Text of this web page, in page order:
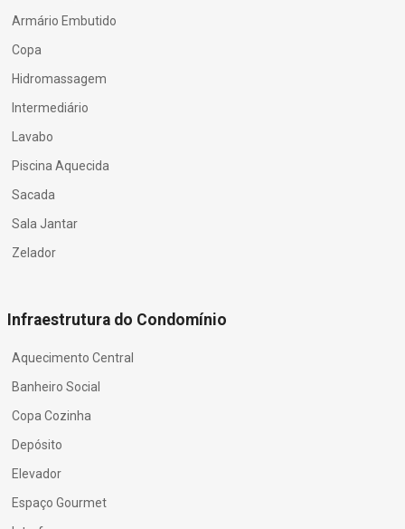
Armário Embutido
Copa
Hidromassagem
Intermediário
Lavabo
Piscina Aquecida
Sacada
Sala Jantar
Zelador
Infraestrutura do Condomínio
Aquecimento Central
Banheiro Social
Copa Cozinha
Depósito
Elevador
Espaço Gourmet